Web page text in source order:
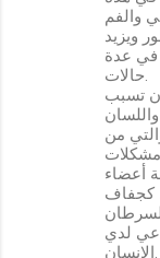
والفم
ويزيد
في عدة
تسبب
من
كجفاف
لدي